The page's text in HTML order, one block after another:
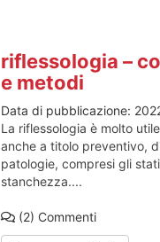
riflessologia –
e metodi
Data di pubblicazione:
La riflessologia è molto
anche a titolo preventivo,
patologie, compresi gli
stanchezza....
(2) Commenti